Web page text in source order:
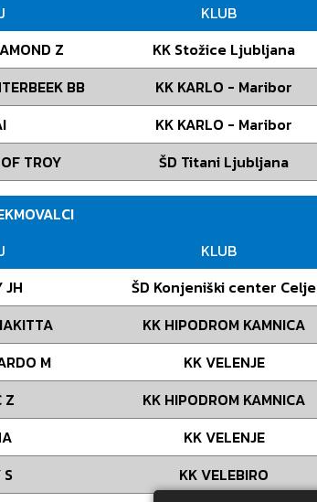
KLUB
Z KK Stožice Ljubljana
BB KK KARLO - Maribor
KK KARLO - Maribor
TROY ŠD Titani Ljubljana
KLUB
JH ŠD Konjeniški center Celje
KK HIPODROM KAMNICA
M KK VELENJE
Z KK HIPODROM KAMNICA
KK VELENJE
S KK VELEBIRO